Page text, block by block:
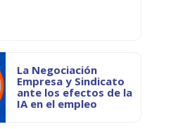
La Negociación
Empresa y Sindicato
ante los efectos de la
IA en el empleo